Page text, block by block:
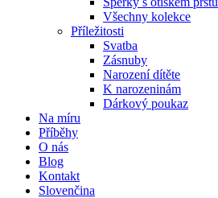
Všechny kolekce
Příležitosti
Svatba
Zásnuby
Narození dítěte
K narozeninám
Dárkový poukaz
Na míru
Příběhy
O nás
Blog
Kontakt
Slovenčina